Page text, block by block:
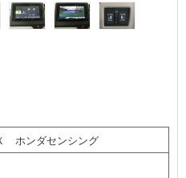
ホンダセンシング